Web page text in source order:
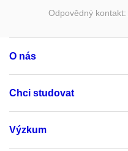
Odpovědný kontakt:
O nás
Chci studovat
Výzkum